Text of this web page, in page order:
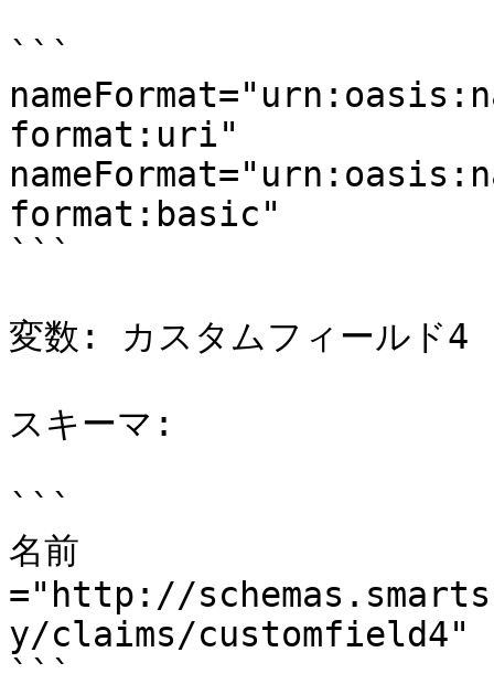
```
format:uri"
format:basic"
```
変数: カスタムフィールド4
スキーマ:
```
名前
="http://
y/claims/customfield4"
```